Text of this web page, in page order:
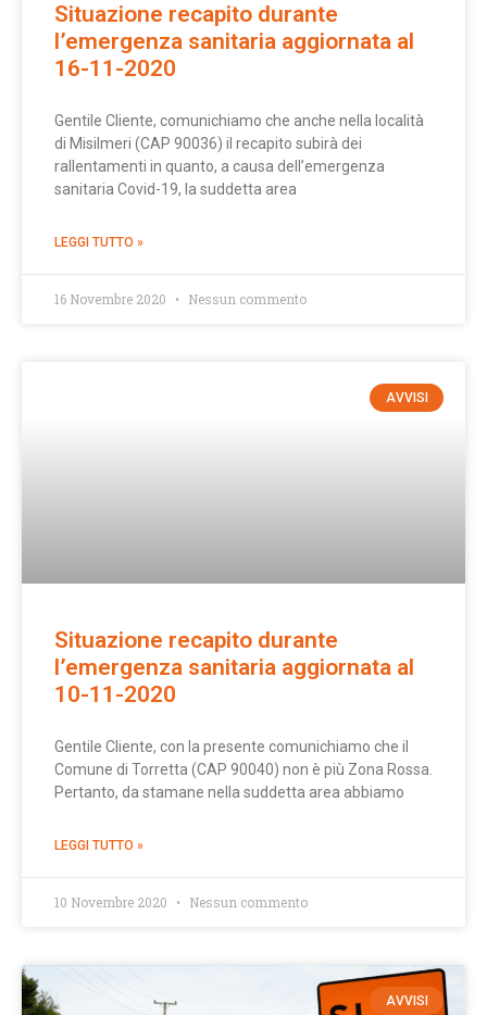
Situazione recapito durante
l’emergenza sanitaria aggiornata al
16-11-2020
Gentile Cliente, comunichiamo che anche nella località
di Misilmeri (CAP 90036) il recapito subirà dei
rallentamenti in quanto, a causa dell’emergenza
sanitaria Covid-19, la suddetta area
LEGGI TUTTO »
16 Novembre 2020 Nessun commento
AVVISI
Situazione recapito durante
l’emergenza sanitaria aggiornata al
10-11-2020
Gentile Cliente, con la presente comunichiamo che il
Comune di Torretta (CAP 90040) non è più Zona Rossa.
Pertanto, da stamane nella suddetta area abbiamo
LEGGI TUTTO »
10 Novembre 2020 Nessun commento
AVVISI